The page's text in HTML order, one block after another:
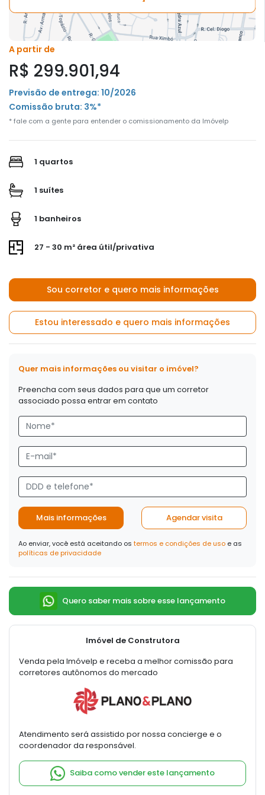
A partir de
R$ 299.901,94
Previsão de entrega: 10/2026
Comissão bruta: 3%*
* fale com a gente para entender o comissionamento da Imóvelp
1 quartos
1 suítes
1 banheiros
27 - 30 m² área útil/privativa
Sou corretor e quero mais informações
Estou interessado e quero mais informações
Quer mais informações ou visitar o imóvel?
Preencha com seus dados para que um corretor
associado possa entrar em contato
Mais informações Agendar visita
Ao enviar, você está aceitando os termos e condições de uso e as
políticas de privacidade
Quero saber mais sobre esse lançamento
Imóvel de Construtora
Venda pela Imóvelp e receba a melhor comissão para
corretores autônomos do mercado
Atendimento será assistido por nossa concierge e o
coordenador da responsável.
Saiba como vender este lançamento